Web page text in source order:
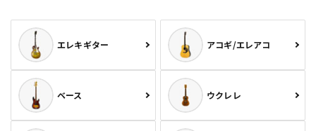
エレキギター アコギ/エレアコ
ベース ウクレレ